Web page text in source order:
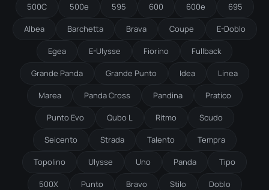
500C 500e 595 600 600e 695
Albea Barchetta Brava Coupe E-Doblo
Egea E-Ulysse Fiorino Fullback
Grande Panda Grande Punto Idea Linea
Marea Panda Cross Pandina Pratico
Punto Evo Qubo L Ritmo Scudo
Seicento Strada Talento Tempra
Topolino Ulysse Uno Panda Tipo
500X Punto Bravo Stilo Doblo